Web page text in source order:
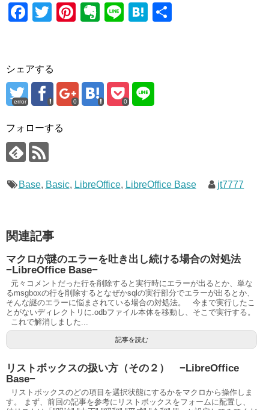
F
e
b
o
o
k
T
er
Pi
st
E
ot
e
Li
H
a
シェアする
error 0 0
フォローする
Base, Basic, LibreOffice, LibreOffice Base jt7777
関連記事
マクロが謎のエラーを吐き出し続ける場合の対処法
−LibreOffice Base−
元々コメントだった行を削除すると実行時にエラーが出るとか、単な
るmsgboxの行を削除するとなぜかsqlの実行部分でエラーが出るとか、
そんな謎のエラーに悩まされている場合の対処法。 今まで実行したこ
とがないディレクトリに.odbファイル本体を移動し、そこで実行する。
これで解消しました...
記事を読む
リストボックスの扱い方（その２） −LibreOffice
Base−
リストボックスのどの項目を選択状態にするかをマクロから操作しま
す。 まず、前回の記事を参考にリストボックスをフォームに配置し、